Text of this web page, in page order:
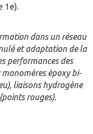
1e).
dans un réseau
et adaptation de la
performances des
monomères époxy bi-
liaisons hydrogène
rouges).